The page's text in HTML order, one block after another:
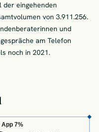
der eingehenden
von 3.911.256.
und
am Telefon
noch in 2021.